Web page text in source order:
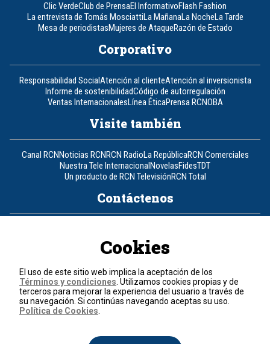
Clic VerdeClub de PrensaEl InformativoFlash Fashion
La entrevista de Tomás MosciattiLa MañanaLa NocheLa Tarde
Mesa de periodistasMujeres de AtaqueRazón de Estado
Corporativo
Responsabilidad SocialAtención al clienteAtención al inversionista
Informe de sostenibilidadCódigo de autorregulación
Ventas InternacionalesLínea ÉticaPrensa RCNOBA
Visite también
Canal RCNNoticias RCNRCN RadioLa RepúblicaRCN Comerciales
Nuestra Tele InternacionalNovelasFidesTDT
Un producto de RCN TelevisiónRCN Total
Contáctenos
Política de cookies
Términos y condiciones
© 2026, RCN Medios.
Todos los derechos reservados.
Cookies
El uso de este sitio web implica la aceptación de los
Términos y condiciones . Utilizamos cookies propias y de
terceros para mejorar la experiencia del usuario a través de
su navegación. Si continúas navegando aceptas su uso.
Política de Cookies